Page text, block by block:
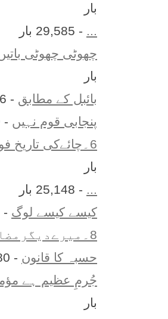
بار
- 29,585 بار
چھوٹی چھوٹی
بار
بائبل کے مطابق - 26,536 بار
پنجابی قوم نہیں - 26,059 بار
6۔چائےکی تاریخ فوائد و نق...
بار
- 25,148 بار
کیسے کیسے لوگ - 25,141 بار
8۔میرےدیگرمضامین
حسبہ کا قانون - 24,580 بار
جُرمِ عظیم ہے
بار